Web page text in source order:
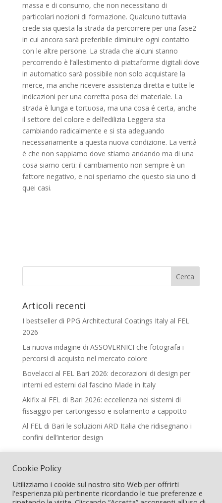
massa e di consumo, che non necessitano di
particolari nozioni di formazione. Qualcuno tuttavia
crede sia questa la strada da percorrere per una fase2
in cui ancora sarà preferibile diminuire ogni contatto
con le altre persone. La strada che alcuni stanno
percorrendo è l’allestimento di piattaforme digitali dove
in automatico sarà possibile non solo acquistare la
merce, ma anche ricevere assistenza diretta e tutte le
indicazioni per una corretta posa del materiale. La
strada è lunga e tortuosa, ma una cosa é certa, anche
il settore del colore e dell’edilizia Leggera sta
cambiando radicalmente e si sta adeguando
necessariamente a questa nuova condizione. La verità
è che non sappiamo dove stiamo andando ma di una
cosa siamo certi: il cambiamento non sempre è un
fattore negativo, e noi speriamo che questo sia uno di
quei casi.
Articoli recenti
I bestseller di PPG Architectural Coatings Italy al FEL
2026
La nuova indagine di ASSOVERNICI che fotografa i
percorsi di acquisto nel mercato colore
Bovelacci al FEL Bari 2026: decorazioni di design per
interni ed esterni dal fascino Made in Italy
Akifix al FEL di Bari 2026: eccellenza nei sistemi di
fissaggio per cartongesso e isolamento a cappotto
Al FEL di Bari le soluzioni ARD Italia che ridisegnano i
confini dell’interior design
Legal
Cookie Policy
Utilizziamo i cookie sul nostro sito Web per offrirti
l'esperienza più pertinente ricordando le tue preferenze e